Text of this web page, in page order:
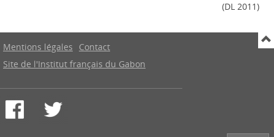
(DL 2011)
Mentions légales
Contact
Site de l'Institut français du Gabon